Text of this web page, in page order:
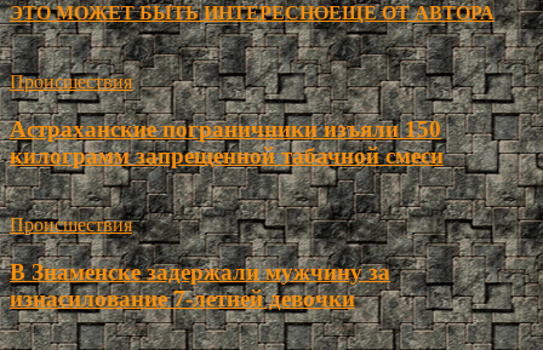
ЭТО МОЖЕТ БЫТЬ ИНТЕРЕСНОЕЩЕ ОТ АВТОРА
Происшествия
Астраханские пограничники изъяли 150
килограмм запрещенной табачной смеси
Происшествия
В Знаменске задержали мужчину за
изнасилование 7-летней девочки